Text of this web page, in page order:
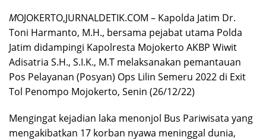
MOJOKERTO,JURNALDETIK.COM – Kapolda Jatim Dr.
Toni Harmanto, M.H., bersama pejabat utama Polda
Jatim didampingi Kapolresta Mojokerto AKBP Wiwit
Adisatria S.H., S.I.K., M.T melaksanakan pemantauan
Pos Pelayanan (Posyan) Ops Lilin Semeru 2022 di Exit
Tol Penompo Mojokerto, Senin (26/12/22)
Mengingat kejadian laka menonjol Bus Pariwisata yang
mengakibatkan 17 korban nyawa meninggal dunia,